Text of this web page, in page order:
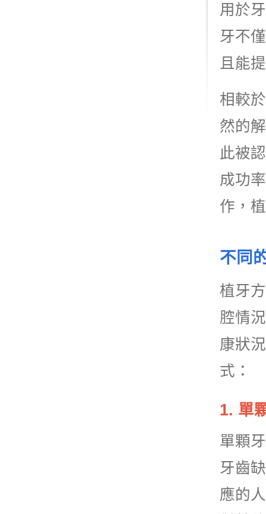
用於
牙不
且能
相較
然的
此被
成功
作，
不同
植牙
腔情
康狀
式：
1. 單
單顆
牙齒
應的